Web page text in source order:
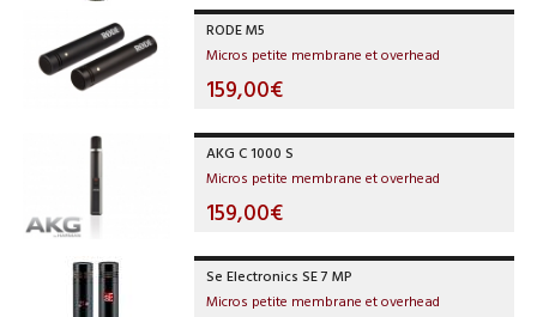
RODE M5
Micros petite membrane et overhead
159,00€
AKG C 1000 S
Micros petite membrane et overhead
159,00€
Se Electronics SE 7 MP
Micros petite membrane et overhead